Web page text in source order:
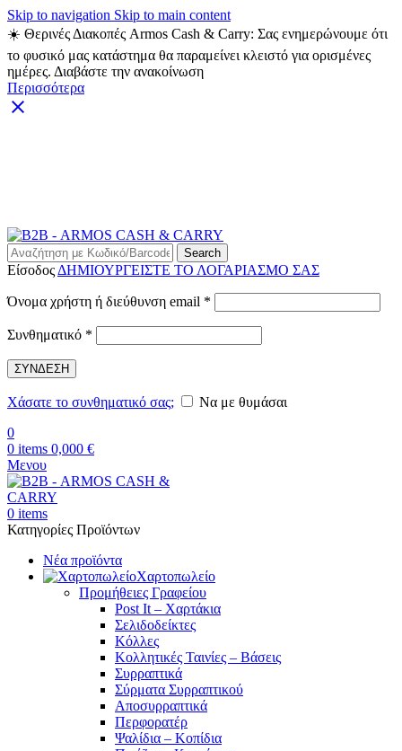
Skip to navigation Skip to main content
☀️ Θερινές Διακοπές Armos Cash & Carry: Σας ενημερώνουμε ότι
το φυσικό μας κατάστημα θα παραμείνει κλειστό για ορισμένες
ημέρες. Διαβάστε την ανακοίνωση
Περισσότερα
Search
Είσοδος ΔΗΜΙΟΥΡΓΕΙΣΤΕ ΤΟ ΛΟΓΑΡΙΑΣΜΟ ΣΑΣ
Όνομα χρήστη ή διεύθυνση email *
Συνθηματικό *
ΣΥΝΔΕΣΗ
Χάσατε το συνθηματικό σας;
Να με θυμάσαι
0
0 items 0,000 €
Μενου
0 items
Κατηγορίες Προϊόντων
Νέα προϊόντα
Χαρτοπωλείο
Προμήθειες Γραφείου
Post It – Χαρτάκια
Σελιδοδείκτες
Κόλλες
Κολλητικές Ταινίες – Βάσεις
Συρραπτικά
Σύρματα Συρραπτικού
Αποσυρραπτικά
Περφορατέρ
Ψαλίδια – Κοπίδια